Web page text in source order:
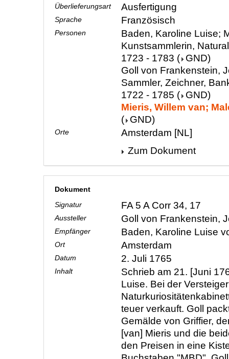
Überlieferungsart Ausfertigung
Sprache Französisch
Personen
Baden, Karoline Luise;
Kunstsammlerin,
1723 - 1783 ( GND)
Goll von Frankenstein,
Sammler, Zeichner,
1722 - 1785 ( GND)
Mieris, Willem van;
( GND)
Orte
Amsterdam [NL]
Zum Dokument
Dokument
Signatur
FA 5 A Corr 34, 17
Aussteller Goll von Frankenstein,
Empfänger Baden, Karoline Luise
Ort Amsterdam
Datum 2. Juli 1765
Inhalt
Schrieb am 21. [Juni
Luise. Bei der
teuer verkauft. Goll
Gemälde von Griffier,
[van] Mieris und die
den Preisen in eine